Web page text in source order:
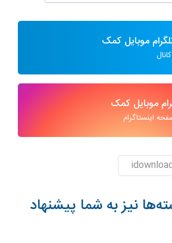
موبایل کمک
موبایل کمک
اینستاگرام
نیز به شما پیشنهاد